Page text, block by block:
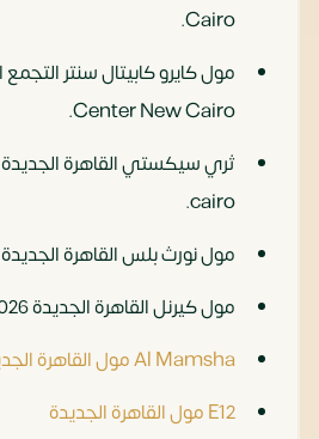
Cairo.
Center New Cairo.
cairo.
مول نورث بلس القاهرة الجديدة North Plus Mall.
مول كيرنل القاهرة الجديدة 2026 Kernel mall.
Al Mamsha مول القاهرة الجديدة
E12 مول القاهرة الجديدة